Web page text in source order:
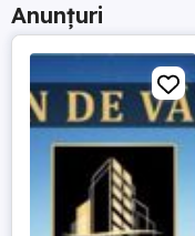
Anunțuri